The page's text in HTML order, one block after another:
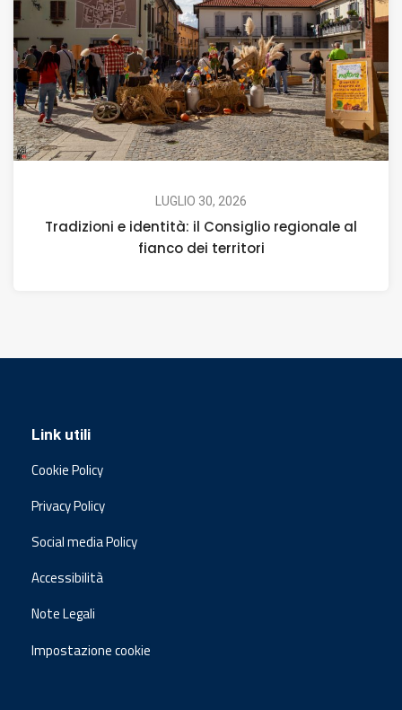
LUGLIO 30, 2026
Tradizioni e identità: il Consiglio regionale al
fianco dei territori
Link utili
Cookie Policy
Privacy Policy
Social media Policy
Accessibilità
Note Legali
Impostazione cookie